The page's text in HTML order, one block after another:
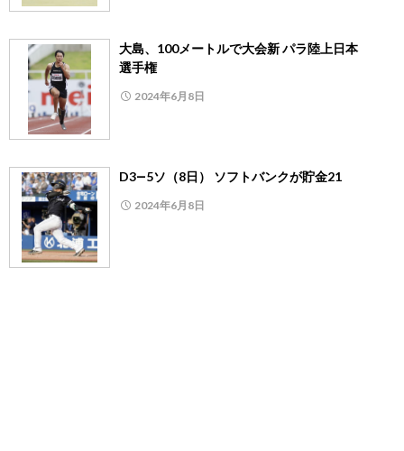
大島、100メートルで大会新 パラ陸上日本
選手権
2024年6月8日
D3―5ソ（8日） ソフトバンクが貯金21
2024年6月8日